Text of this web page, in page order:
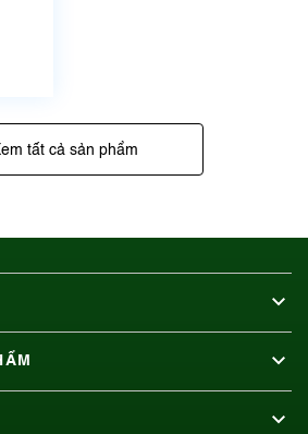
tất cả sản phẩm